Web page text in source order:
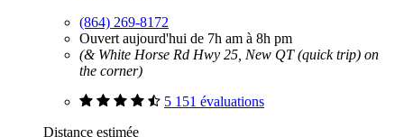
(864) 269-8172
Ouvert aujourd'hui de 7h am à 8h pm
(& White Horse Rd Hwy 25, New QT (quick trip) on
the corner)
5 151 évaluations
Distance estimée